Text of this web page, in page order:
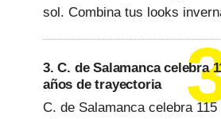
sol. Combina tus looks
3. C. de Salamanca celebra
años de trayectoria
C. de Salamanca celebra 115